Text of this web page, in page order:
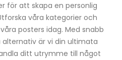
för att skapa en personlig
våra kategorier och
posters idag. Med snabb
alternativ är vi din ultimata
ditt utrymme till något